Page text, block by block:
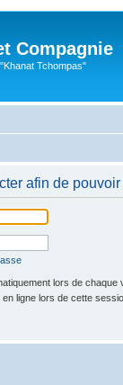
Compagnie
Tchompas"
afin de
lors de chaque
ligne lors de cette